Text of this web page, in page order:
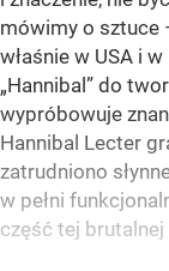
mówimy o sztuce
właśnie w USA i
„Hannibal” do
wypróbowuje
Hannibal Lecter
zatrudniono
w pełni
część tej